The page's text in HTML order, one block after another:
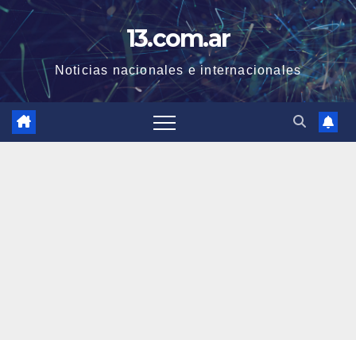
Skip
content
13.com.ar
Noticias nacionales e internacionales